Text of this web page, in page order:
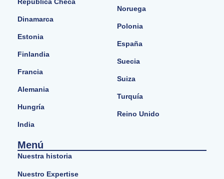
República Checa
Dinamarca
Estonia
Finlandia
Francia
Alemania
Hungría
India
Noruega
Polonia
España
Suecia
Suiza
Turquía
Reino Unido
Menú
Nuestra historia
Nuestro Expertise